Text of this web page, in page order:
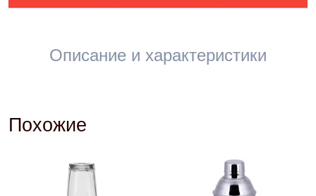
Описание и характеристики
Похожие